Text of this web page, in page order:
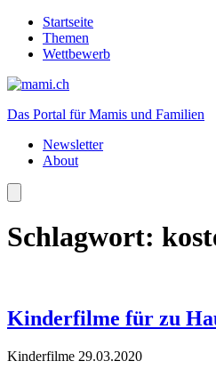
Startseite
Themen
Wettbewerb
Das Portal für Mamis und Familien
Newsletter
About
Schlagwort:
Kinderfilme für zu
Kinderfilme 29.03.2020